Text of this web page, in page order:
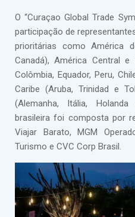
O “Curaçao Global Trade
participação de
prioritárias como América
Canadá), América Central e
Colômbia, Equador, Peru,
Caribe (Aruba, Trinidad e
(Alemanha, Itália,
brasileira foi composta por
Viajar Barato, MGM
Turismo e CVC Corp Brasil.